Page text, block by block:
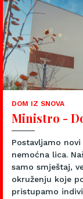
DOM IZ SNOVA
Ministro -
Postavljamo
nemoćna lica.
samo smještaj,
okruženju koje
pristupamo